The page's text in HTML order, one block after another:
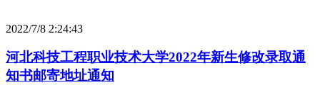
2022/7/8 2:24:43
河北科技工程职业技术大学2022年新生修改录取通
知书邮寄地址通知